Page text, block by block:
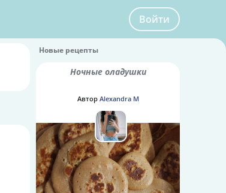
Войти
Новые рецепты
Ночные оладушки
Автор Alexandra M